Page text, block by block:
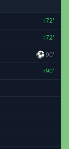
↑72'
↑72'
⚽90'
↑90'